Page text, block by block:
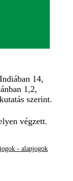
14,
1,2,
szerint.
végzett.
- alapjogok